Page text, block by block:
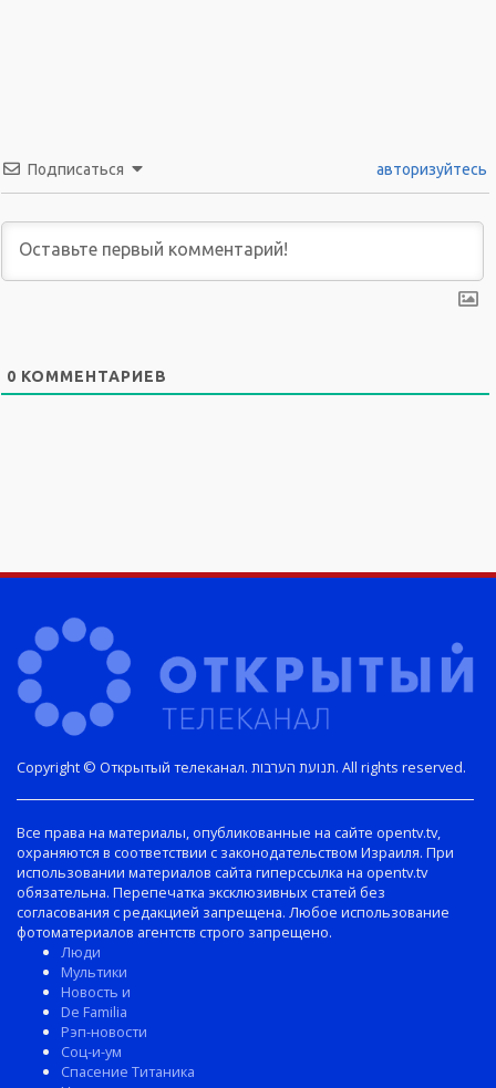
Подписаться авторизуйтесь
0 КОММЕНТАРИЕВ
Copyright © Открытый телеканал. תנועת הערבות. All rights reserved.
Все права на материалы, опубликованные на сайте opentv.tv,
охраняются в соответствии с законодательством Израиля. При
использовании материалов сайта гиперссылка на opentv.tv
обязательна. Перепечатка эксклюзивных статей без
согласования с редакцией запрещена. Любое использование
фотоматериалов агентств строго запрещено.
Люди
Мультики
Новость и
De Familia
Рэп-новости
Соц-и-ум
Спасение Титаника